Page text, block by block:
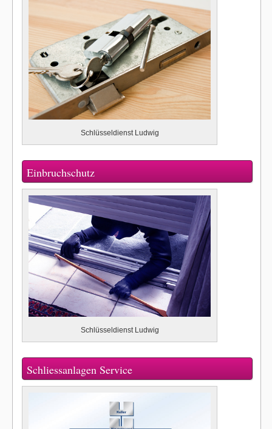
Schlüsseldienst Ludwig
Einbruchschutz
Schlüsseldienst Ludwig
Schliessanlagen Service